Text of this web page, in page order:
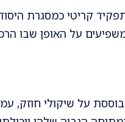
קריטי כמסגרת
על האופן שבו
על שיקולי חוזק,